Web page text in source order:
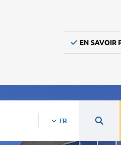
EN SAVOIR
FR